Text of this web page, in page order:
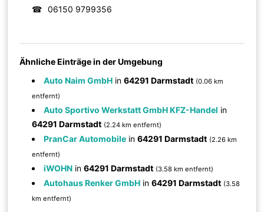
☎
06150 9799356
Ähnliche Einträge in der Umgebung
Auto Naim GmbH in64291 Darmstadt (0.06 km
entfernt)
Auto Sportivo Werkstatt GmbH KFZ-Handel in
64291 Darmstadt (2.24 km entfernt)
PranCar Automobile in64291 Darmstadt (2.26 km
entfernt)
iWOHN in64291 Darmstadt (3.58 km entfernt)
Autohaus Renker GmbH in64291 Darmstadt (3.58
km entfernt)